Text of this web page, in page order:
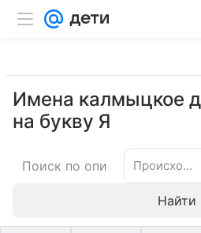
Имена калмыцкое
на букву Я
Происхождение имени
Найти